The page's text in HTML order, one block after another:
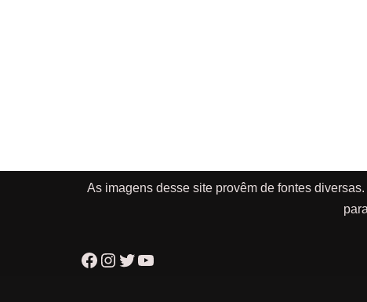
As imagens desse site provêm de fontes
para